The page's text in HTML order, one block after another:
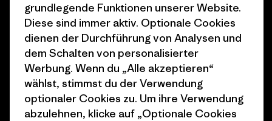
1% For The Planet
Wie wir finanzieren
Geschenkgutscheine
Stores in deiner
Nähe
Industry program
Affiliate-Programm
Patagonia Deutschland
Seitenverzeichnis
grundlegende Funktionen unserer Website.
Diese sind immer aktiv. Optionale Cookies
dienen der Durchführung von Analysen und
dem Schalten von personalisierter
Werbung. Wenn du „Alle akzeptieren“
wählst, stimmst du der Verwendung
optionaler Cookies zu. Um ihre Verwendung
abzulehnen, klicke auf „Optionale Cookies